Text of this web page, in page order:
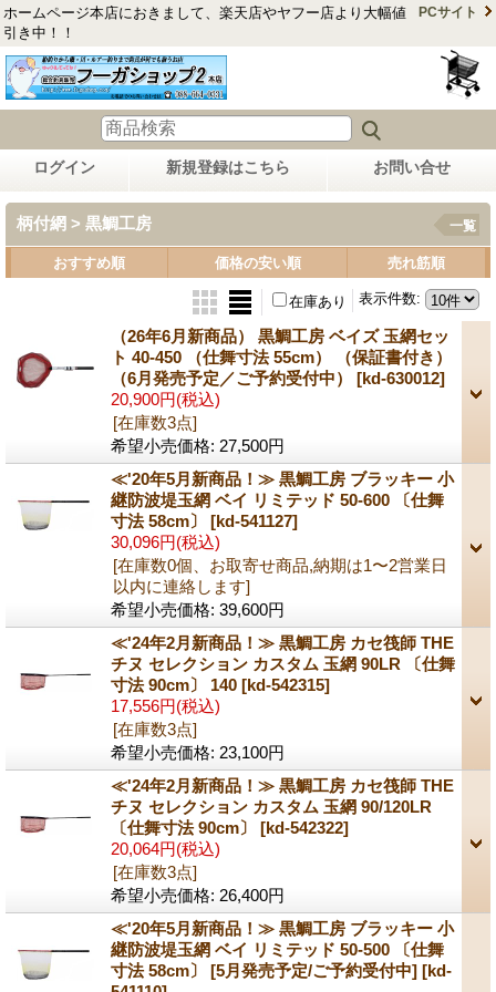
ホームページ本店におきまして、楽天店やヤフー店より大幅値
引き中！！
PCサイト
ログイン 新規登録はこちら お問い合せ
柄付網 > 黒鯛工房 一覧
おすすめ順 価格の安い順 売れ筋順
表示件数:
在庫あり
（26年6月新商品） 黒鯛工房 ベイズ 玉網セッ
ト 40-450 （仕舞寸法 55cm） （保証書付き）
（6月発売予定／ご予約受付中） [kd-630012]
20,900円(税込)
[在庫数3点]
希望小売価格: 27,500円
≪'20年5月新商品！≫ 黒鯛工房 ブラッキー 小
継防波堤玉網 ベイ リミテッド 50-600 〔仕舞
寸法 58cm〕 [kd-541127]
30,096円(税込)
[在庫数0個、お取寄せ商品,納期は1〜2営業日
以内に連絡します]
希望小売価格: 39,600円
≪'24年2月新商品！≫ 黒鯛工房 カセ筏師 THE
チヌ セレクション カスタム 玉網 90LR 〔仕舞
寸法 90cm〕 140 [kd-542315]
17,556円(税込)
[在庫数3点]
希望小売価格: 23,100円
≪'24年2月新商品！≫ 黒鯛工房 カセ筏師 THE
チヌ セレクション カスタム 玉網 90/120LR
〔仕舞寸法 90cm〕 [kd-542322]
20,064円(税込)
[在庫数3点]
希望小売価格: 26,400円
≪'20年5月新商品！≫ 黒鯛工房 ブラッキー 小
継防波堤玉網 ベイ リミテッド 50-500 〔仕舞
寸法 58cm〕 [5月発売予定/ご予約受付中] [kd-